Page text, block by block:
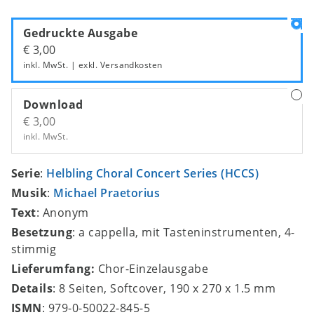
Gedruckte Ausgabe
€ 3,00
inkl. MwSt. | exkl. Versandkosten
Download
€ 3,00
inkl. MwSt.
Serie: Helbling Choral Concert Series (HCCS)
Musik: Michael Praetorius
Text: Anonym
Besetzung: a cappella, mit Tasteninstrumenten, 4-
stimmig
Lieferumfang: Chor-Einzelausgabe
Details: 8 Seiten, Softcover, 190 x 270 x 1.5 mm
ISMN: 979-0-50022-845-5